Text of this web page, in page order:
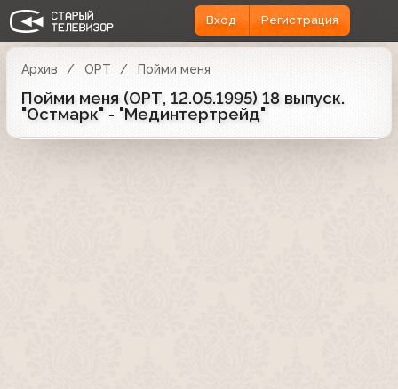
Вход Регистрация
Архив ОРТ Пойми меня
Пойми меня (ОРТ, 12.05.1995) 18 выпуск.
"Остмарк" - "Мединтертрейд"